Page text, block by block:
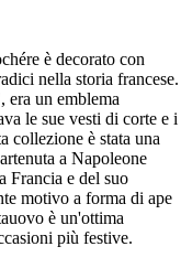
è decorato con
nella storia francese.
un emblema
le sue vesti di corte e i
collezione è stata una
a Napoleone
Francia e del suo
motivo a forma di ape
è un'ottima
più festive.